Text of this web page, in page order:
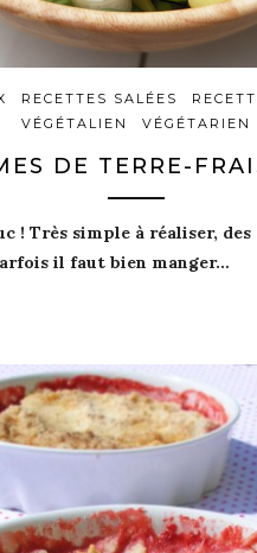
RECETTES SALÉES
VÉGÉTALIEN
VÉGÉTARIEN
DE TERRE-
! Très simple à réaliser, des
il faut bien manger…